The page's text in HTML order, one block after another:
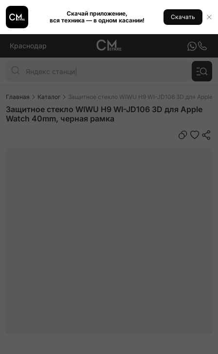
Скачай приложение,
вся техника — в одном касании!
Скачать
Краснодар
Главная Каталог Защитное стекло WIWU H9 WI-JD106 3D для Apple
Защитное стекло WIWU H9 WI-JD106 3D для Apple
Watch 40mm, черная рамка